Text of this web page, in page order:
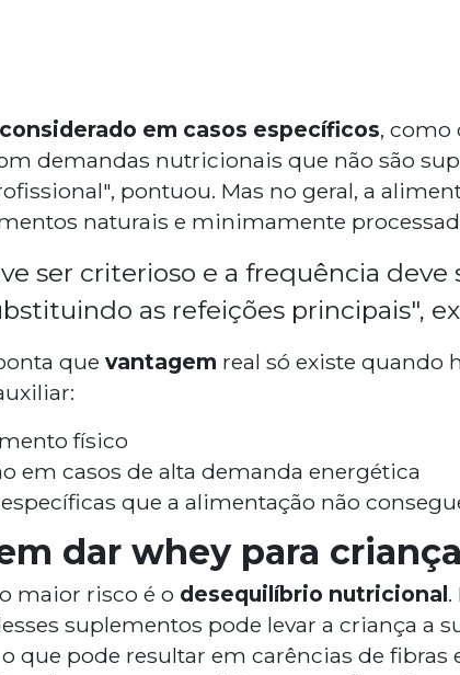
em casos específicos, como
demandas nutricionais que não são
pontuou. Mas no geral, a
naturais e minimamente
ser criterioso e a frequência deve
as refeições principais",
que vantagem real só existe quando
físico
em casos de alta demanda energética
que a alimentação não
dar whey para
maior risco é o desequilíbrio nutricional.
suplementos pode levar a criança a
que pode resultar em carências de fibras